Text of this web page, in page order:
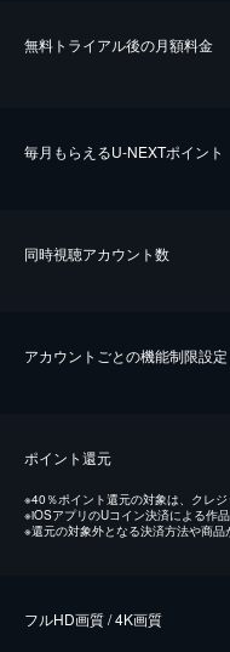
無料トライアル後の⽉額料金
毎⽉もらえるU-NEXTポイント
同時視聴アカウント数
アカウントごとの機能制限設定
ポイント還元
※40％ポイント還元の対象は、クレ
※iOSアプリのUコイン決済による作
※還元の対象外となる決済方法や商品
フルHD画質 / 4K画質